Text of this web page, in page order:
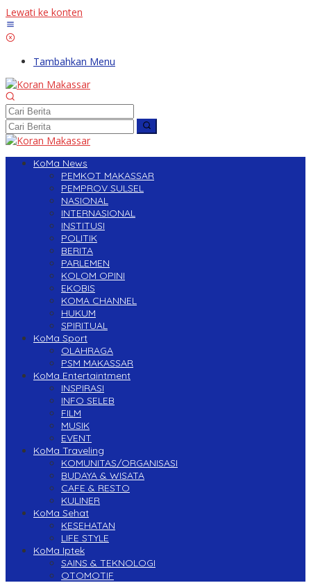
Lewati ke konten
Tambahkan Menu
KoMa News
PEMKOT MAKASSAR
PEMPROV SULSEL
NASIONAL
INTERNASIONAL
INSTITUSI
POLITIK
BERITA
PARLEMEN
KOLOM OPINI
EKOBIS
KOMA CHANNEL
HUKUM
SPIRITUAL
KoMa Sport
OLAHRAGA
PSM MAKASSAR
KoMa Entertaintment
INSPIRASI
INFO SELEB
FILM
MUSIK
EVENT
KoMa Traveling
KOMUNITAS/ORGANISASI
BUDAYA & WISATA
CAFE & RESTO
KULINER
KoMa Sehat
KESEHATAN
LIFE STYLE
KoMa Iptek
SAINS & TEKNOLOGI
OTOMOTIF